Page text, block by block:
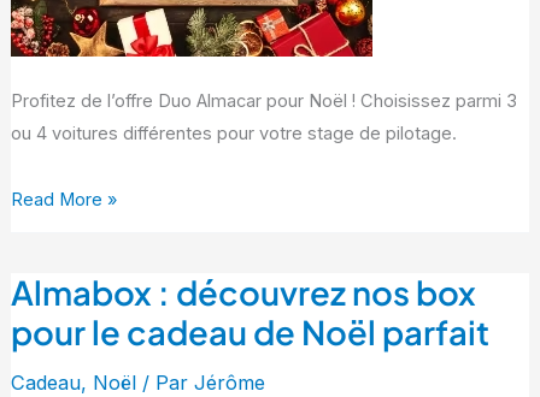
Profitez de l’offre Duo Almacar pour Noël ! Choisissez parmi 3
ou 4 voitures différentes pour votre stage de pilotage.
Read More »
Almabox : découvrez nos box
pour le cadeau de Noël parfait
Cadeau, Noël/ Par Jérôme
Almabox
découvrez
nos